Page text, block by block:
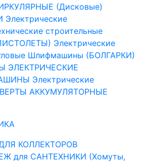
(Дисковые)
Электрические
строительные
Электрические
Шлифмашины (БОЛГАРКИ)
ЭЛЕКТРИЧЕСКИЕ
Электрические
АККУМУЛЯТОРНЫЕ
КОЛЛЕКТОРОВ
для САНТЕХНИКИ (Хомуты,